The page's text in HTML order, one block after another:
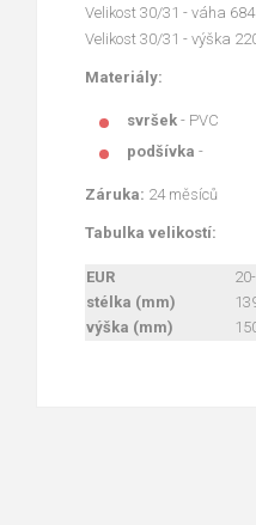
Velikost 30/31 - váha
Velikost 30/31 - výška
Materiály:
svršek - PVC
podšívka -
Záruka: 24 měsíců
Tabulka velikostí:
EUR
stélka (mm)
výška (mm)